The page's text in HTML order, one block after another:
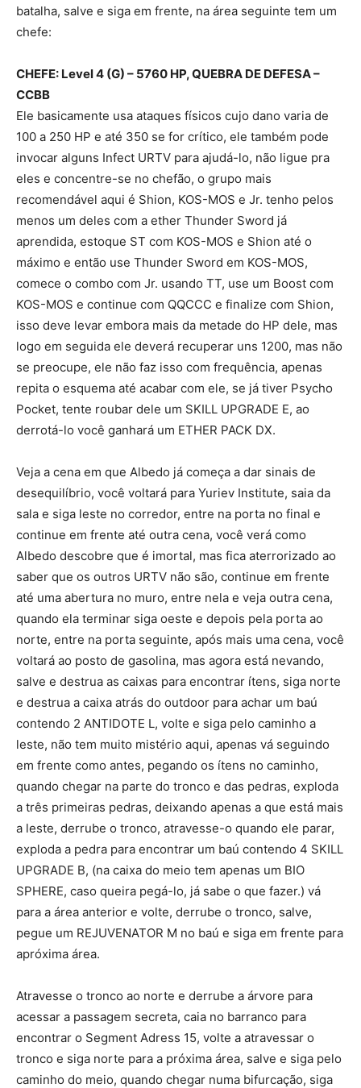
batalha, salve e siga em frente, na área seguinte tem um
chefe:
CHEFE: Level 4 (G) – 5760 HP, QUEBRA DE DEFESA –
CCBB
Ele basicamente usa ataques físicos cujo dano varia de
100 a 250 HP e até 350 se for crítico, ele também pode
invocar alguns Infect URTV para ajudá-lo, não ligue pra
eles e concentre-se no chefão, o grupo mais
recomendável aqui é Shion, KOS-MOS e Jr. tenho pelos
menos um deles com a ether Thunder Sword já
aprendida, estoque ST com KOS-MOS e Shion até o
máximo e então use Thunder Sword em KOS-MOS,
comece o combo com Jr. usando TT, use um Boost com
KOS-MOS e continue com QQCCC e finalize com Shion,
isso deve levar embora mais da metade do HP dele, mas
logo em seguida ele deverá recuperar uns 1200, mas não
se preocupe, ele não faz isso com frequência, apenas
repita o esquema até acabar com ele, se já tiver Psycho
Pocket, tente roubar dele um SKILL UPGRADE E, ao
derrotá-lo você ganhará um ETHER PACK DX.
Veja a cena em que Albedo já começa a dar sinais de
desequilíbrio, você voltará para Yuriev Institute, saia da
sala e siga leste no corredor, entre na porta no final e
continue em frente até outra cena, você verá como
Albedo descobre que é imortal, mas fica aterrorizado ao
saber que os outros URTV não são, continue em frente
até uma abertura no muro, entre nela e veja outra cena,
quando ela terminar siga oeste e depois pela porta ao
norte, entre na porta seguinte, após mais uma cena, você
voltará ao posto de gasolina, mas agora está nevando,
salve e destrua as caixas para encontrar ítens, siga norte
e destrua a caixa atrás do outdoor para achar um baú
contendo 2 ANTIDOTE L, volte e siga pelo caminho a
leste, não tem muito mistério aqui, apenas vá seguindo
em frente como antes, pegando os ítens no caminho,
quando chegar na parte do tronco e das pedras, exploda
a três primeiras pedras, deixando apenas a que está mais
a leste, derrube o tronco, atravesse-o quando ele parar,
exploda a pedra para encontrar um baú contendo 4 SKILL
UPGRADE B, (na caixa do meio tem apenas um BIO
SPHERE, caso queira pegá-lo, já sabe o que fazer.) vá
para a área anterior e volte, derrube o tronco, salve,
pegue um REJUVENATOR M no baú e siga em frente para
apróxima área.
Atravesse o tronco ao norte e derrube a árvore para
acessar a passagem secreta, caia no barranco para
encontrar o Segment Adress 15, volte a atravessar o
tronco e siga norte para a próxima área, salve e siga pelo
caminho do meio, quando chegar numa bifurcação, siga